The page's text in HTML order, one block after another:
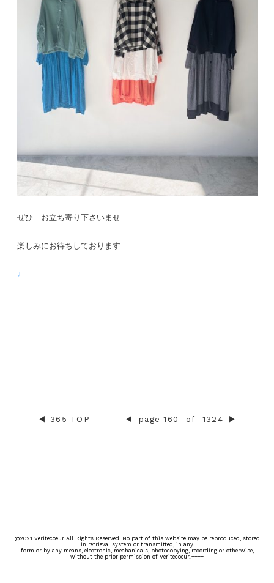
ぜひ お立ち寄り下さいませ
楽しみにお待ちしております
♩
◀︎ 365 TOP ◀︎ page 160 of 1324 ▶︎
@2021 Veritecoeur All Rights Reserved. No part of this website may be reproduced, stored
in retrieval system or transmitted, in any
form or by any means, electronic, mechanicals, photocopying, recording or otherwise,
without the prior permission of Veritecoeur..++++